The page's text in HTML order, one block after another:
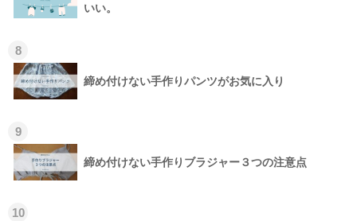
いい。
8
締め付けない手作りパンツがお気に入り
9
締め付けない手作りブラジャー３つの注意点
10